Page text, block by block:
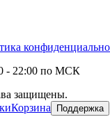
- 22:00 по МСК
защищены.
Корзина Поддержка